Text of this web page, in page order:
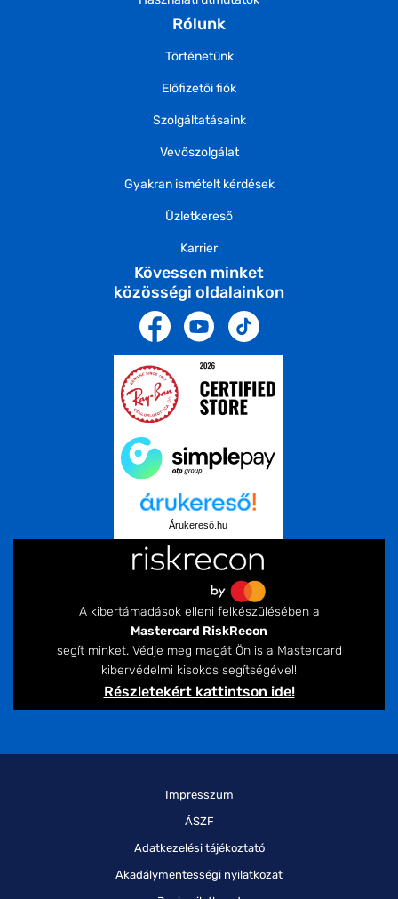
Rólunk
Történetünk
Előfizetői fiók
Szolgáltatásaink
Vevőszolgálat
Gyakran ismételt kérdések
Üzletkereső
Karrier
Kövessen minket
közösségi oldalainkon
Árukereső.hu
A kibertámadások elleni felkészülésében a
Mastercard RiskRecon
segít minket. Védje meg magát Ön is a Mastercard
kibervédelmi kisokos segítségével!
Részletekért kattintson ide!
Impresszum
ÁSZF
Adatkezelési tájékoztató
Akadálymentességi nyilatkozat